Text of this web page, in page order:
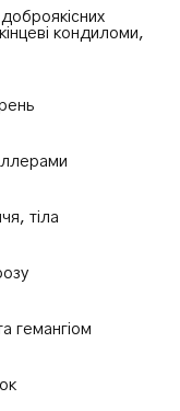
кондиломи,
тіла
гемангіом